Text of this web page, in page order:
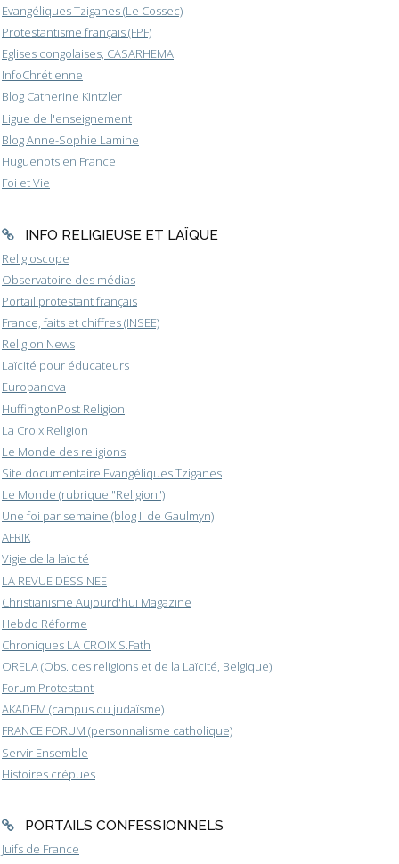
Evangéliques Tziganes (Le Cossec)
Protestantisme français (FPF)
Eglises congolaises, CASARHEMA
InfoChrétienne
Blog Catherine Kintzler
Ligue de l'enseignement
Blog Anne-Sophie Lamine
Huguenots en France
Foi et Vie
INFO RELIGIEUSE ET LAÏQUE
Religioscope
Observatoire des médias
Portail protestant français
France, faits et chiffres (INSEE)
Religion News
Laïcité pour éducateurs
Europanova
HuffingtonPost Religion
La Croix Religion
Le Monde des religions
Site documentaire Evangéliques Tziganes
Le Monde (rubrique "Religion")
Une foi par semaine (blog I. de Gaulmyn)
AFRIK
Vigie de la laïcité
LA REVUE DESSINEE
Christianisme Aujourd'hui Magazine
Hebdo Réforme
Chroniques LA CROIX S.Fath
ORELA (Obs. des religions et de la Laïcité, Belgique)
Forum Protestant
AKADEM (campus du judaïsme)
FRANCE FORUM (personnalisme catholique)
Servir Ensemble
Histoires crépues
PORTAILS CONFESSIONNELS
Juifs de France